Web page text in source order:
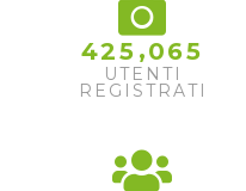
425 ,065
UTENTI
REGISTRATI